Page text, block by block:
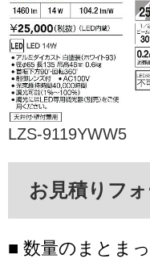
LZS-9119YWW5
お見積りフ
■ 数量のまとま